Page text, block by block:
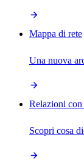
Mappa di rete
Una nuova
Relazioni
Scopri cosa